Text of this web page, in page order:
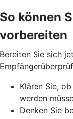
So können
vorbereiten
Bereiten Sie sich
Klären Sie,
werden
Denken Sie